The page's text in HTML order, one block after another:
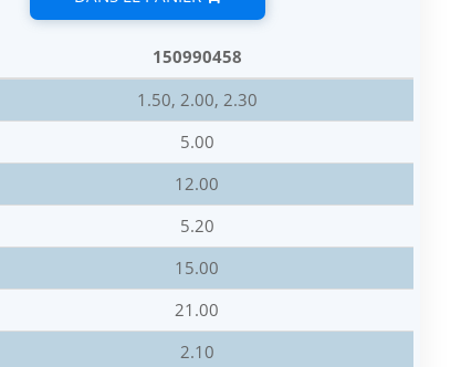
150990458
1.50, 2.00, 2.30
5.00
12.00
5.20
15.00
21.00
2.10